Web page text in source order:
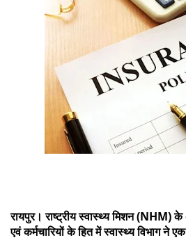
रायपुर। राष्ट्रीय स्वास्थ्य मिशन (NHM) के
एवं कर्मचारियों के हित में स्वास्थ्य विभाग ने